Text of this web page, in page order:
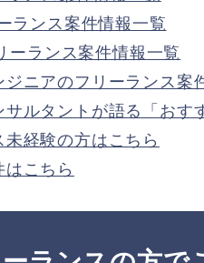
ランス案件情報一覧
ーランス案件情報一覧
ジニアのフリーランス案
サルタントが語る「おす
経験の方はこちら
こちら